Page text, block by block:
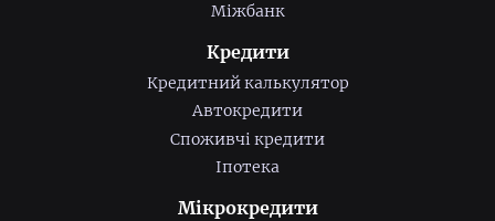
Міжбанк
Кредити
Кредитний калькулятор
Автокредити
Споживчі кредити
Іпотека
Мікрокредити